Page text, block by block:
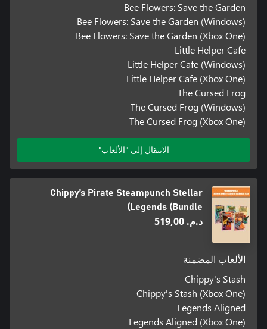
Bee Flowers: Save the Garden
Bee Flowers: Save the Garden (Windows)
Bee Flowers: Save the Garden (Xbox One)
Little Helper Cafe
Little Helper Cafe (Windows)
Little Helper Cafe (Xbox One)
The Cursed Frog
The Cursed Frog (Windows)
The Cursed Frog (Xbox One)
الانتقال إلى "الألعاب"
Chippy’s Pirate Steampunch Stellar
Legends (Bundle)
د.م.‏ 519,00
الألعاب المضمنة
Chippy's Stash
Chippy's Stash (Xbox One)
Legends Aligned
Legends Aligned (Xbox One)